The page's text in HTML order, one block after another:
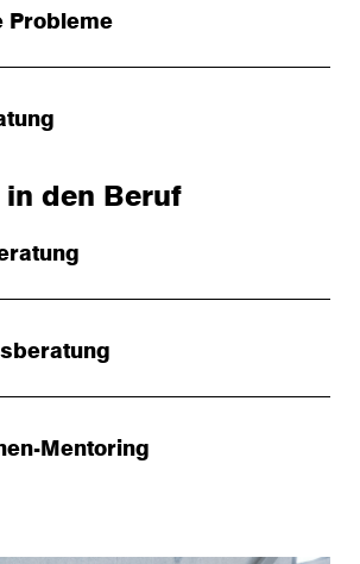
Probleme
den Beruf
Mentoring